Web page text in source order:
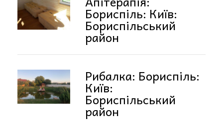
Бориспіль: Київ:
Бориспільський
район
Рибалка: Бориспіль:
Київ:
Бориспільський
район